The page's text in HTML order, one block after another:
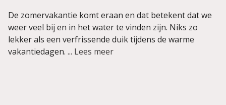
De zomervakantie komt eraan en dat betekent dat we
weer veel bij en in het water te vinden zijn. Niks zo
lekker als een verfrissende duik tijdens de warme
vakantiedagen. ... Lees meer